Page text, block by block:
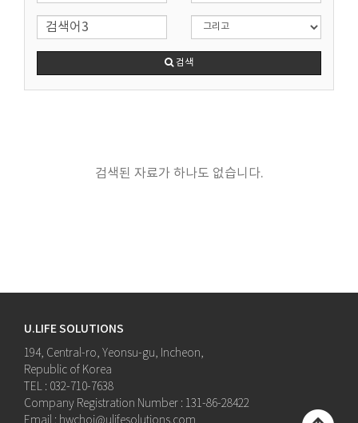
검색
검색된 자료가 하나도 없습니다.
U.LIFE SOLUTIONS
194, Central-ro, Yeonsu-gu, Incheon,
Republic of Korea
TEL : 032-710-7638
Company Registration Number : 131-86-28422